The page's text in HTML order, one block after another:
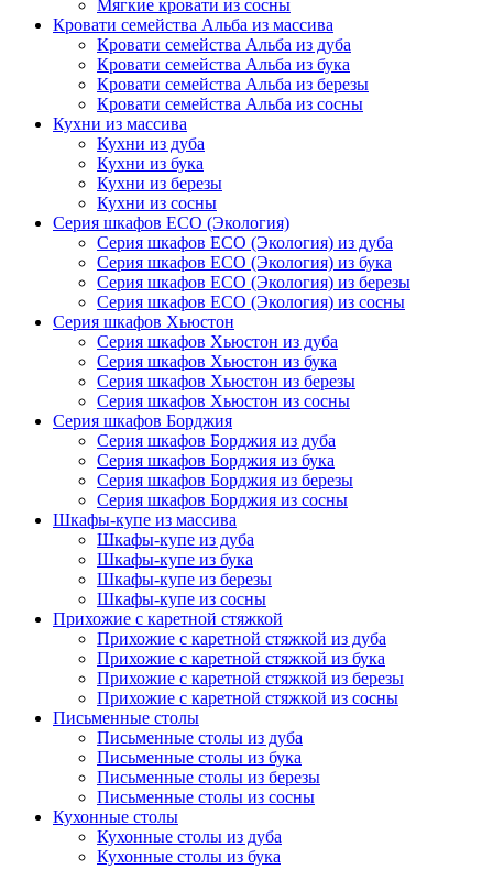
Мягкие кровати из сосны
Кровати семейства Альба из массива
Кровати семейства Альба из дуба
Кровати семейства Альба из бука
Кровати семейства Альба из березы
Кровати семейства Альба из сосны
Кухни из массива
Кухни из дуба
Кухни из бука
Кухни из березы
Кухни из сосны
Серия шкафов ECO (Экология)
Серия шкафов ECO (Экология) из дуба
Серия шкафов ECO (Экология) из бука
Серия шкафов ECO (Экология) из березы
Серия шкафов ECO (Экология) из сосны
Серия шкафов Хьюстон
Серия шкафов Хьюстон из дуба
Серия шкафов Хьюстон из бука
Серия шкафов Хьюстон из березы
Серия шкафов Хьюстон из сосны
Серия шкафов Борджия
Серия шкафов Борджия из дуба
Серия шкафов Борджия из бука
Серия шкафов Борджия из березы
Серия шкафов Борджия из сосны
Шкафы-купе из массива
Шкафы-купе из дуба
Шкафы-купе из бука
Шкафы-купе из березы
Шкафы-купе из сосны
Прихожие с каретной стяжкой
Прихожие с каретной стяжкой из дуба
Прихожие с каретной стяжкой из бука
Прихожие с каретной стяжкой из березы
Прихожие с каретной стяжкой из сосны
Письменные столы
Письменные столы из дуба
Письменные столы из бука
Письменные столы из березы
Письменные столы из сосны
Кухонные столы
Кухонные столы из дуба
Кухонные столы из бука